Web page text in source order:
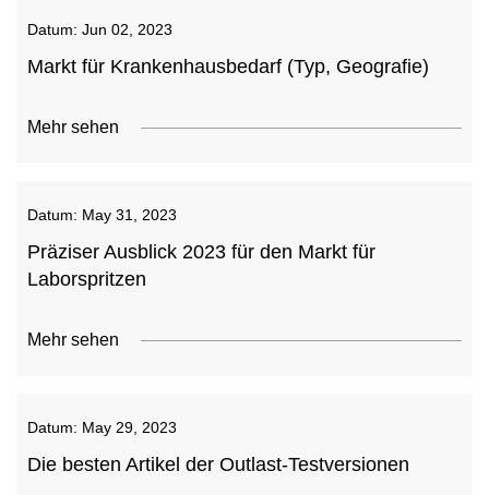
Datum: Jun 02, 2023
Markt für Krankenhausbedarf (Typ, Geografie)
Mehr sehen
Datum: May 31, 2023
Präziser Ausblick 2023 für den Markt für
Laborspritzen
Mehr sehen
Datum: May 29, 2023
Die besten Artikel der Outlast-Testversionen